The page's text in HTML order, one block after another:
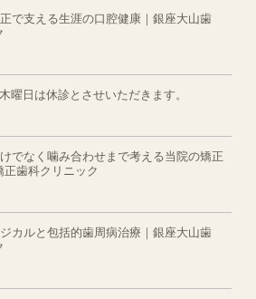
で支える生涯の口腔健康｜銀座大山歯
日は休診とさせいただきます。
でなく噛み合わせまで考える当院の矯正
歯科クリニック
カルと包括的歯周病治療｜銀座大山歯